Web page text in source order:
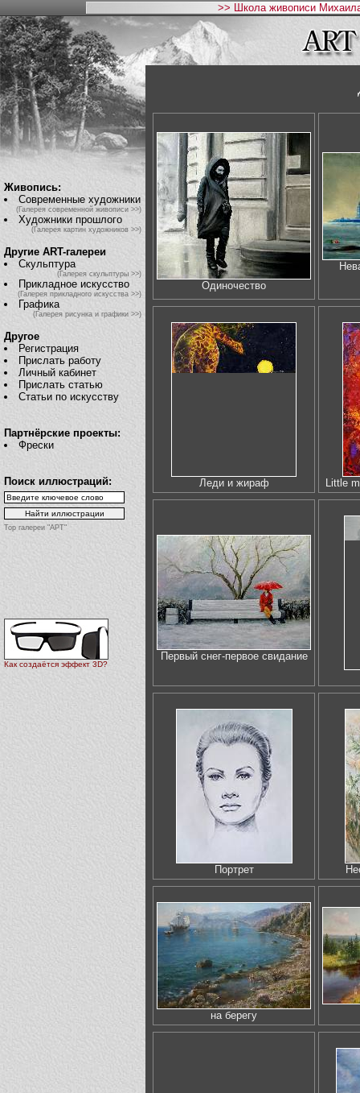
>> Школа живописи
Живопись:
Современные художники
(Галерея современной живописи >>)
Художники прошлого
(Галерея картин художников >>)
Другие ART-галереи
Скульптура
(Галерея скульптуры >>)
Прикладное искусство
(Галерея прикладного искусства >>)
Графика
(Галерея рисунка и графики >>)
Другое
Регистрация
Прислать работу
Личный кабинет
Прислать статью
Статьи по искусству
Партнёрские проекты:
Фрески
Поиск иллюстраций:
Top галереи "АРТ"
Как создаётся эффект 3D?
Одиночество
Леди и жираф Little
Первый снег-первое свидание
Портрет
на берегу